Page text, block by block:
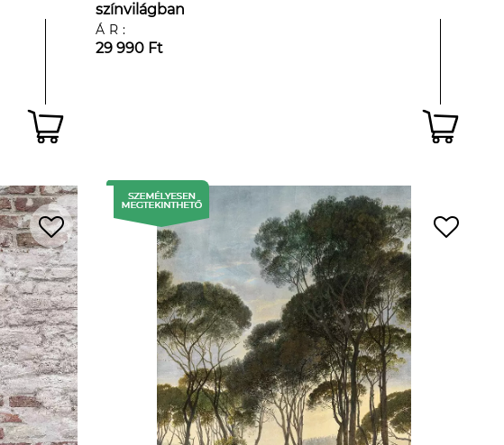
színvilágban
ÁR:
29 990 Ft